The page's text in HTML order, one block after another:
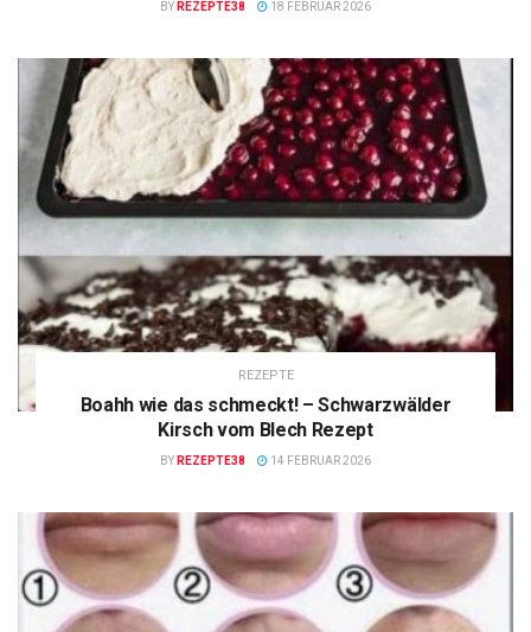
BY REZEPTE38 18 FEBRUAR 2026
REZEPTE
Boahh wie das schmeckt! – Schwarzwälder
Kirsch vom Blech Rezept
BY REZEPTE38 14 FEBRUAR 2026